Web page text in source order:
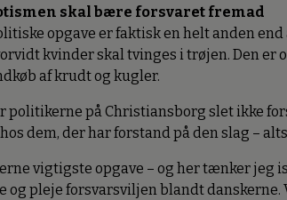
skal bære forsvaret fremad
opgave er faktisk en helt anden
kvinder skal tvinges i trøjen. Den er
af krudt og kugler.
politikerne på Christiansborg slet ikke
dem, der har forstand på den slag –
vigtigste opgave – og her tænker jeg
og pleje forsvarsviljen blandt